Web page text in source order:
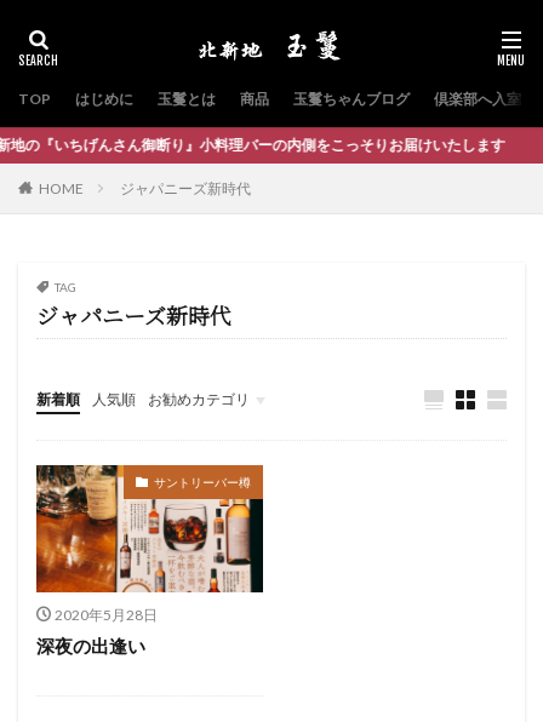
TOP はじめに 玉鬘とは 商品 玉鬘ちゃんブログ 倶楽部へ入室
いちげんさん御断り』小料理バーの内側をこっそりお届けいたします
HOME ジャパニーズ新時代
TAG
ジャパニーズ新時代
新着順 人気順 お勧めカテゴリ
オンライン倶楽部
サントリーバー樽
2020年5月28日
深夜の出逢い